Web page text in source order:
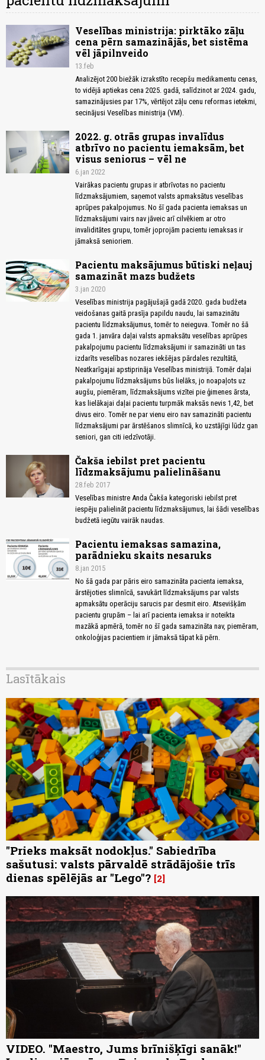
Veselības ministrija: pirktāko zāļu
cena pērn samazinājās, bet sistēma
vēl jāpilnveido
13.feb
Analizējot 200 biežāk izrakstīto recepšu medikamentu cenas,
to vidējā aptiekas cena 2025. gadā, salīdzinot ar 2024. gadu,
samazinājusies par 17%, vērtējot zāļu cenu reformas ietekmi,
secinājusi Veselības ministrija (VM).
2022. g. otrās grupas invalīdus
atbrīvo no pacientu iemaksām, bet
visus seniorus – vēl ne
6.jan 2022
Vairākas pacientu grupas ir atbrīvotas no pacientu
līdzmaksājumiem, saņemot valsts apmaksātus veselības
aprūpes pakalpojumus. No šī gada pacienta iemaksas un
līdzmaksājumi vairs nav jāveic arī cilvēkiem ar otro
invaliditātes grupu, tomēr joprojām pacientu iemaksas ir
jāmaksā senioriem.
Pacientu maksājumus būtiski neļauj
samazināt mazs budžets
3.jan 2020
Veselības ministrija pagājušajā gadā 2020. gada budžeta
veidošanas gaitā prasīja papildu naudu, lai samazinātu
pacientu līdzmaksājumus, tomēr to neieguva. Tomēr no šā
gada 1. janvāra daļai valsts apmaksātu veselības aprūpes
pakalpojumu pacientu līdzmaksājumi ir samazināti un tas
izdarīts veselības nozares iekšējas pārdales rezultātā,
Neatkarīgajai apstiprināja Veselības ministrijā. Tomēr daļai
pakalpojumu līdzmaksājums būs lielāks, jo noapaļots uz
augšu, piemēram, līdzmaksājums vizītei pie ģimenes ārsta,
kas lielākajai daļai pacientu turpmāk maksās nevis 1,42, bet
divus eiro. Tomēr ne par vienu eiro nav samazināti pacientu
līdzmaksājumi par ārstēšanos slimnīcā, ko uzstājīgi lūdz gan
seniori, gan citi iedzīvotāji.
Čakša iebilst pret pacientu
līdzmaksājumu palielināšanu
28.feb 2017
Veselības ministre Anda Čakša kategoriski iebilst pret
iespēju palielināt pacientu līdzmaksājumus, lai šādi veselības
budžetā iegūtu vairāk naudas.
Pacientu iemaksas samazina,
parādnieku skaits nesaruks
8.jan 2015
No šā gada par pāris eiro samazināta pacienta iemaksa,
ārstējoties slimnīcā, savukārt līdzmaksājums par valsts
apmaksātu operāciju sarucis par desmit eiro. Atsevišķām
pacientu grupām – lai arī pacienta iemaksa ir noteikta
mazākā apmērā, tomēr no šī gada samazināta nav, piemēram,
onkoloģijas pacientiem ir jāmaksā tāpat kā pērn.
Lasītākais
"Prieks maksāt nodokļus." Sabiedrība
sašutusi: valsts pārvaldē strādājošie trīs
dienas spēlējās ar "Lego"? 2
VIDEO. "Maestro, Jums brīnišķīgi sanāk!"